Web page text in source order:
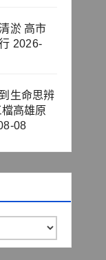
淤 高市
2026-
生命思辨
高雄原
08